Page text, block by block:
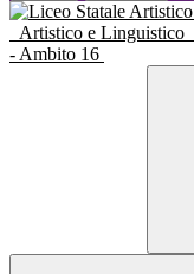
Artistico e Linguistico
- Ambito 16